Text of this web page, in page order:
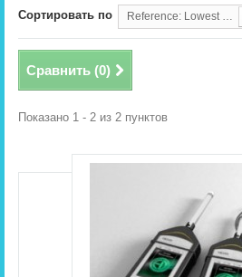
Сортировать по Reference: Lowest first
Сравнить (0)
Показано 1 - 2 из 2 пунктов